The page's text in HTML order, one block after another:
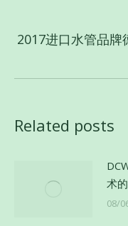
2017进口水管品牌
Related posts
术
08/